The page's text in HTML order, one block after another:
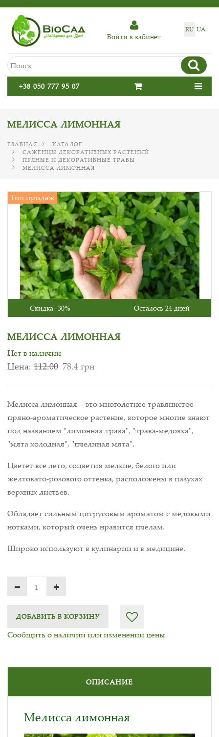
RU UA
Войти в кабинет
+38 050 777 95 07
МЕЛИССА ЛИМОННАЯ
ГЛАВНАЯ
КАТАЛОГ
САЖЕНЦЫ ДЕКОРАТИВНЫХ РАСТЕНИЙ
ПРЯНЫЕ И ДЕКОРАТИВНЫЕ ТРАВЫ
МЕЛИССА ЛИМОННАЯ
Топ продаж
Скидка -30% Осталось 24 дней
МЕЛИССА ЛИМОННАЯ
Нет в наличии
Цена: 112.00 78.4 грн
Мелисса лимонная – это многолетнее травянистое
пряно-ароматическое растение, которое многие знают
под названием "лимонная трава", "трава-медовка",
"мята холодная", "пчелиная мята".
Цветет все лето, соцветия мелкие, белого или
желтовато-розового оттенка, расположены в пазухах
верхних листьев.
Обладает сильным цитрусовым ароматом с медовыми
нотками, который очень нравится пчелам.
Широко используют в кулинарии и в медицине.
ДОБАВИТЬ В КОРЗИНУ
Сообщить о наличии или изменении цены
ОПИСАНИЕ
Мелисса лимонная